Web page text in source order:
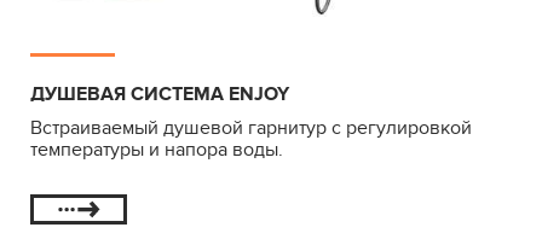
ДУШЕВАЯ СИСТЕМА ENJOY
Встраиваемый душевой гарнитур с регулировкой
температуры и напора воды.